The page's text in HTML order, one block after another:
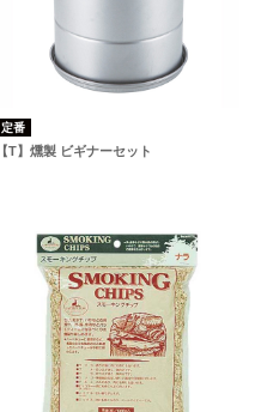
定番
【T】燻製 ビギナーセット